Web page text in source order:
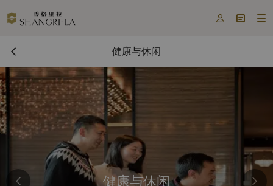
  
健康与休闲
健康与休闲